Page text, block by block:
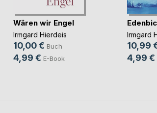
Wären wir Engel
Irmgard Hierdeis
10,00 € Buch
4,99 € E-Book
Irmgard
10,99
4,99 €